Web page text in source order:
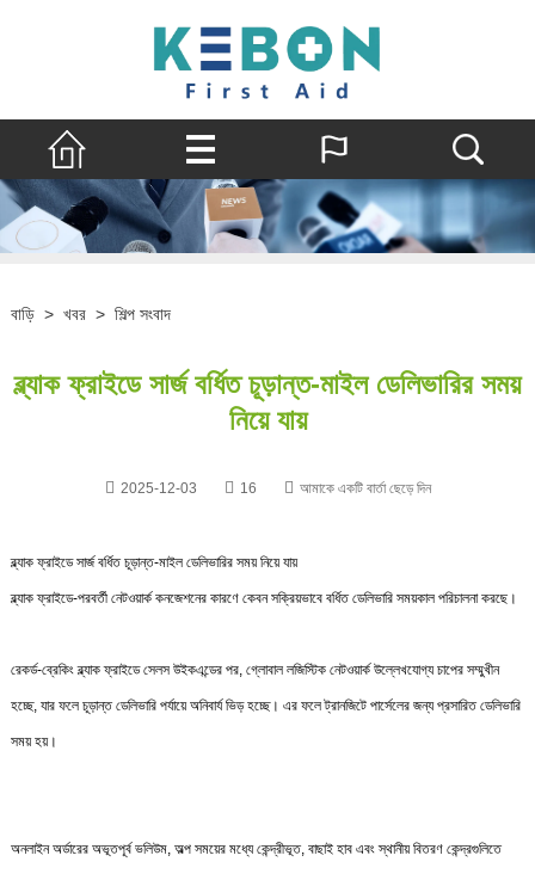
বাড়ি > খবর > শিল্প সংবাদ
ব্ল্যাক ফ্রাইডে সার্জ বর্ধিত চূড়ান্ত-মাইল ডেলিভারির সময়
নিয়ে যায়
2025-12-03 16 আমাকে একটি বার্তা ছেড়ে দিন
ব্ল্যাক ফ্রাইডে সার্জ বর্ধিত চূড়ান্ত-মাইল ডেলিভারির সময় নিয়ে যায়
ব্ল্যাক ফ্রাইডে-পরবর্তী নেটওয়ার্ক কনজেশনের কারণে কেবন সক্রিয়ভাবে বর্ধিত ডেলিভারি সময়কাল পরিচালনা করছে।
রেকর্ড-ব্রেকিং ব্ল্যাক ফ্রাইডে সেলস উইকএন্ডের পর, গ্লোবাল লজিস্টিক নেটওয়ার্ক উল্লেখযোগ্য চাপের সম্মুখীন
হচ্ছে, যার ফলে চূড়ান্ত ডেলিভারি পর্যায়ে অনিবার্য ভিড় হচ্ছে। এর ফলে ট্রানজিটে পার্সেলের জন্য প্রসারিত ডেলিভারি
সময় হয়।
অনলাইন অর্ডারের অভূতপূর্ব ভলিউম, অল্প সময়ের মধ্যে কেন্দ্রীভূত, বাছাই হাব এবং স্থানীয় বিতরণ কেন্দ্রগুলিতে